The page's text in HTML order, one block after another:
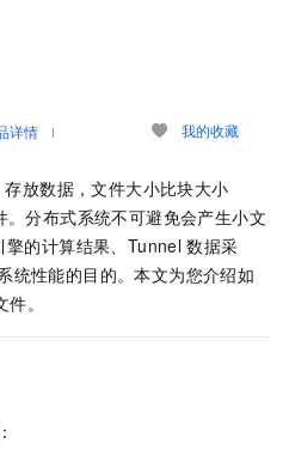
详情 我的收藏
放数据，文件大小比块大小
。分布式系统不可避免会产生小文
擎的计算结果、Tunnel 数据采
统性能的目的。本文为您介绍如
。